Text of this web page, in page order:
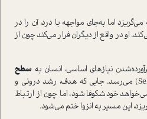
اما به‌جای مواجهه با درد، آن را در
او در واقع از دیگران فرار می‌کند چون از
نیازهای اساسی، انسان به سطح
(Self-Actualization) می‌رسد. جایی که هدف، رشد درونی و
خودشکوفا شود، اما چون از ارتباط
این مسیر به انزوا ختم می‌شود.